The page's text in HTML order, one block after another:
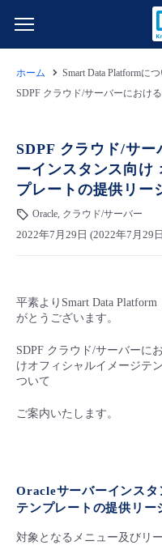
クラウド/サーバー
ネットワーク
モニタリング/監査
サポート
管理機能
データ利活用
クラウド/サーバー
IoT
モニタリング/監査
サポート
すべてのメニュー
料金情報
料金シミュレーター
クラウド/サーバー
ネットワーク
IoT
サポート
すべてのメニュー
ご利用開始ガイド
- 管理機能
■ セットアップガイド
- 新規お申し込み方法
- ユーザー機能の管理
- バックアップ
- セキュリティ・監査
- マルチクラウド利用
- リモートワーク
故障/メンテナンス情報
サービス稼働状況
故障/メンテナンス
定期メンテナンス
協業パートナー
脱炭素化
ホーム Smart Data Platformに
SDPF クラウド/サ
ーインスタンス向け
プレートの提供リー
Oracle, クラウド/サーバー
2022年7月29日 (2022年7月29
平素よりSmart Data
がとうございます。
SDPF クラウド/サーバーに
けオフィシャルイメージテ
ついて
ご案内いたします。
Oracleサーバーインス
テンプレートの提供リー
対象となるメニュー及びリ